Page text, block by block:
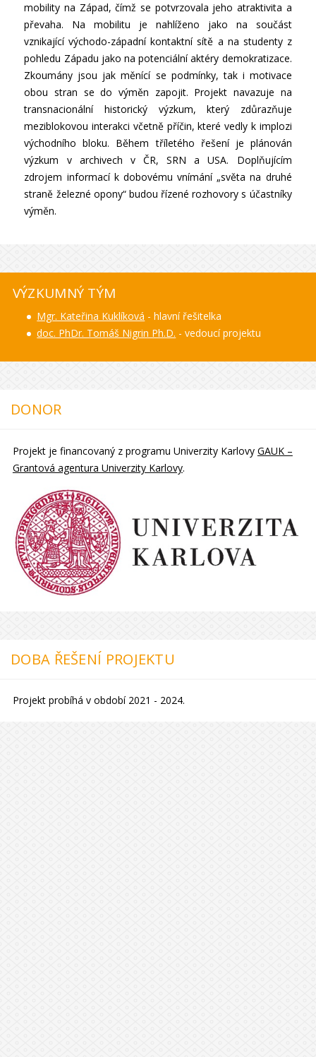
mobility na Západ, čímž se potvrzovala jeho atraktivita a
převaha. Na mobilitu je nahlíženo jako na součást
vznikající východo-západní kontaktní sítě a na studenty z
pohledu Západu jako na potenciální aktéry demokratizace.
Zkoumány jsou jak měnící se podmínky, tak i motivace
obou stran se do výměn zapojit. Projekt navazuje na
transnacionální historický výzkum, který zdůrazňuje
meziblokovou interakci včetně příčin, které vedly k implozi
východního bloku. Během tříletého řešení je plánován
výzkum v archivech v ČR, SRN a USA. Doplňujícím
zdrojem informací k dobovému vnímání „světa na druhé
straně železné opony“ budou řízené rozhovory s účastníky
výměn.
VÝZKUMNÝ TÝM
Mgr. Kateřina Kuklíková - hlavní řešitelka
doc. PhDr. Tomáš Nigrin Ph.D. - vedoucí projektu
DONOR
Projekt je financovaný z programu Univerzity Karlovy GAUK –
Grantová agentura Univerzity Karlovy.
DOBA ŘEŠENÍ PROJEKTU
Projekt probíhá v období 2021 - 2024.